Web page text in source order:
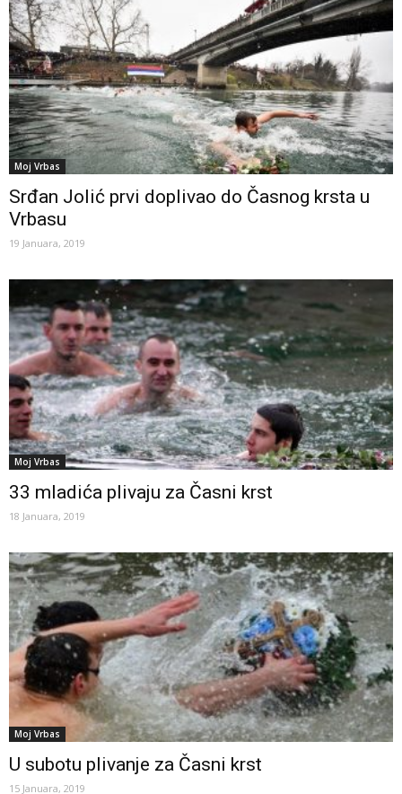
Moj Vrbas
Srđan Jolić prvi doplivao do Časnog krsta u
Vrbasu
19 Januara, 2019
Moj Vrbas
33 mladića plivaju za Časni krst
18 Januara, 2019
Moj Vrbas
U subotu plivanje za Časni krst
15 Januara, 2019